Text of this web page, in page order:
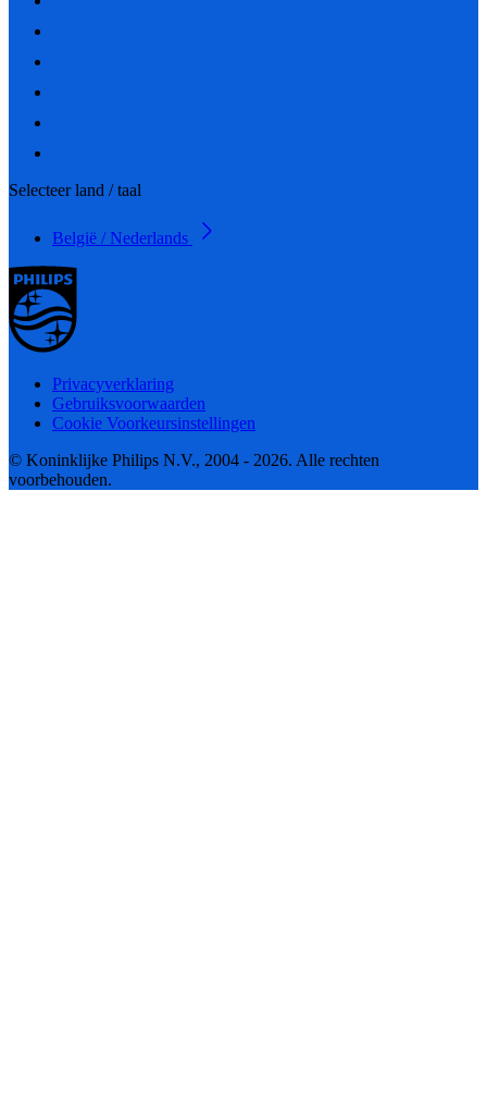
Selecteer land / taal
België / Nederlands
Privacyverklaring
Gebruiksvoorwaarden
Cookie Voorkeursinstellingen
© Koninklijke Philips N.V., 2004 - 2026. Alle rechten
voorbehouden.